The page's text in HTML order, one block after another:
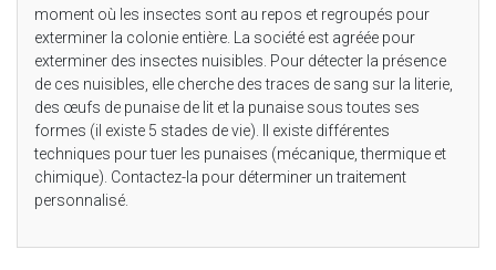
moment où les insectes sont au repos et regroupés pour
exterminer la colonie entière. La société est agréée pour
exterminer des insectes nuisibles. Pour détecter la présence
de ces nuisibles, elle cherche des traces de sang sur la literie,
des œufs de punaise de lit et la punaise sous toutes ses
formes (il existe 5 stades de vie). Il existe différentes
techniques pour tuer les punaises (mécanique, thermique et
chimique). Contactez-la pour déterminer un traitement
personnalisé.